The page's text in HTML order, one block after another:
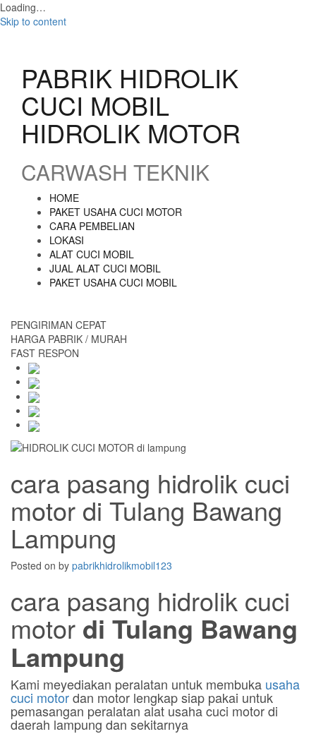
Loading…
Skip to content
PABRIK HIDROLIK
CUCI MOBIL
HIDROLIK MOTOR
CARWASH TEKNIK
HOME
PAKET USAHA CUCI MOTOR
CARA PEMBELIAN
LOKASI
ALAT CUCI MOBIL
JUAL ALAT CUCI MOBIL
PAKET USAHA CUCI MOBIL
PENGIRIMAN CEPAT
HARGA PABRIK / MURAH
FAST RESPON
cara pasang hidrolik cuci
motor di Tulang Bawang
Lampung
Posted on by pabrikhidrolikmobil123
cara pasang hidrolik cuci
motor di Tulang Bawang
Lampung
Kami meyediakan peralatan untuk membuka usaha
cuci motordan motor lengkap siap pakai untuk
pemasangan peralatan alat usaha cuci motor di
daerah lampung dan sekitarnya